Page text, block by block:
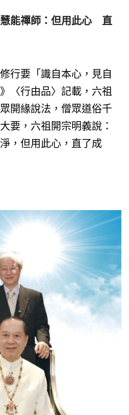
能禪師：但用此心 直
行要「識自本心，見自
〈行由品〉記載，六祖
開緣說法，僧眾道俗千
要，六祖開宗明義說：
，但用此心，直了成